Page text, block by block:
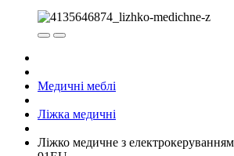
Медичні меблі
Ліжка медичні
Ліжко медичне з